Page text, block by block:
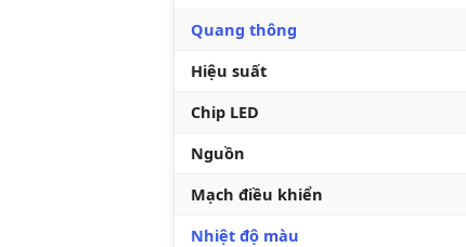
Quang thông
Hiệu suất
Chip LED
Nguồn
Mạch điều khiển
Nhiệt độ màu